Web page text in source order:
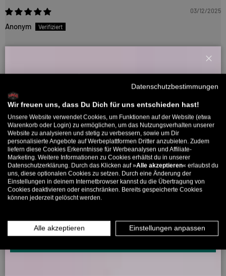
03/12/2025
Anonym
Top Boxershorts ! ! ! 👌🏻
Lässt die guten, alten "Cleptomanixc"-Vibes wieder aufleben!!! 😎
Ich kann diese Boxershorts uneingeschränkt weiterempfehlen!
👍🏻
03/12/2025
Anonym
Top Boxershorts ! ! !
Lässt die guten, alten "Cleptomanixc"-Vibes wieder aufleben!!! 😎
Ich kann diese Boxershorts uneingeschränkt weiterempfehlen!
Willkommensbonus
Willkommens-Rabattcode direkt per Mail zugeschickt.
Bis zu 11% Rabatt auf deine erste Bestellung. Aufgepasst: Du
kannst nur 1x wählen! 🤫
5% ab €80 9% ab €100 11% ab €150 🔥
E-Mail
MÄNNER
INFOS ÜBER WHATSAPP? KEIN PROBLEM!
KLICK HIER UND SCHICKE UNS DIE VORGESCHRIEBENE NACHRICHT,
Datenschutzbestimmungen
Wir freuen uns, dass Du Dich für uns entschieden hast!
Unsere Website verwendet Cookies, um Funktionen auf der Website (etwa
Warenkorb oder Login) zu ermöglichen, um das Nutzungsverhalten unserer
Website zu analysieren und stetig zu verbessern, sowie um Dir
personalisierte Angebote auf Werbeplattformen Dritter anzubieten. Zudem
liefern diese Cookies Erkenntnisse für Werbeanalysen und Affiliate-
Marketing. Weitere Informationen zu Cookies erhältst du in unserer
Datenschutzerklärung. Durch das Klicken auf »Alle akzeptieren« erlaubst du
uns, diese optionalen Cookies zu setzen. Durch eine Änderung der
Einstellungen in deinem Internetbrowser kannst du die Übertragung von
Cookies deaktivieren oder einschränken. Bereits gespeicherte Cookies
können jederzeit gelöscht werden.
Alle akzeptieren Einstellungen anpassen